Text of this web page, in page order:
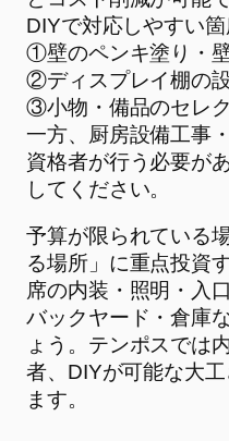
DIYで対応しやすい
①壁のペンキ塗り・
②ディスプレイ棚の
③小物・備品のセレク
一方、厨房設備工事
資格者が行う必要が
してください。
予算が限られている
る場所」に重点投資
席の内装・照明・入
バックヤード・倉庫
ょう。テンポスでは
者、DIYが可能な大
ます。